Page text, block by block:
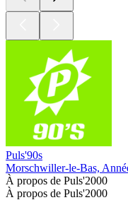
Puls'90s
Morschwiller-le-Bas,
À propos de Puls'2000
À propos de Puls'2000